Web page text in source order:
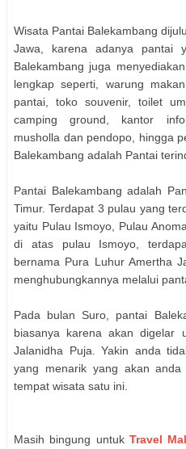
Wisata Pantai Balekambang
Jawa, karena adanya
Balekambang juga
lengkap seperti, warung
pantai, toko souvenir, toilet
camping ground, kantor
musholla dan pendopo, hingga
Balekambang adalah Pantai
Pantai Balekambang adalah
Timur. Terdapat 3 pulau yang
yaitu Pulau Ismoyo, Pulau
di atas pulau Ismoyo,
bernama Pura Luhur Amertha
menghubungkannya melalui
Pada bulan Suro, pantai
biasanya karena akan digelar
Jalanidha Puja. Yakin anda
yang menarik yang akan anda
tempat wisata satu ini.
Masih bingung untuk Travel